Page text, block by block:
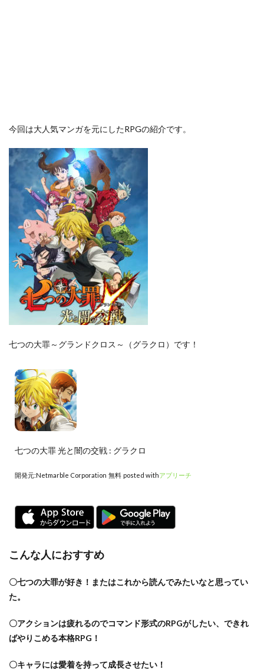
今回は大人気マンガを元にしたRPGの紹介です。
七つの大罪～グランドクロス～（グラクロ）です！
七つの大罪 光と闇の交戦 : グラクロ
開発元:Netmarble Corporation 無料 posted withアプリーチ
こんな人におすすめ
〇七つの大罪が好き！またはこれから読んでみたいなと思ってい
た。
〇アクションは疲れるのでコマンド形式のRPGがしたい、できれ
ばやりこめる本格RPG！
〇キャラには愛着を持って成長させたい！